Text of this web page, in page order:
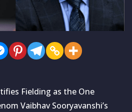
Fielding as the One
Vaibhav Sooryavanshi’s